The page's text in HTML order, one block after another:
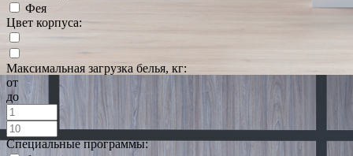
Фея
Цвет корпуса:
Максимальная загрузка белья, кг:
от
до
Специальные программы: